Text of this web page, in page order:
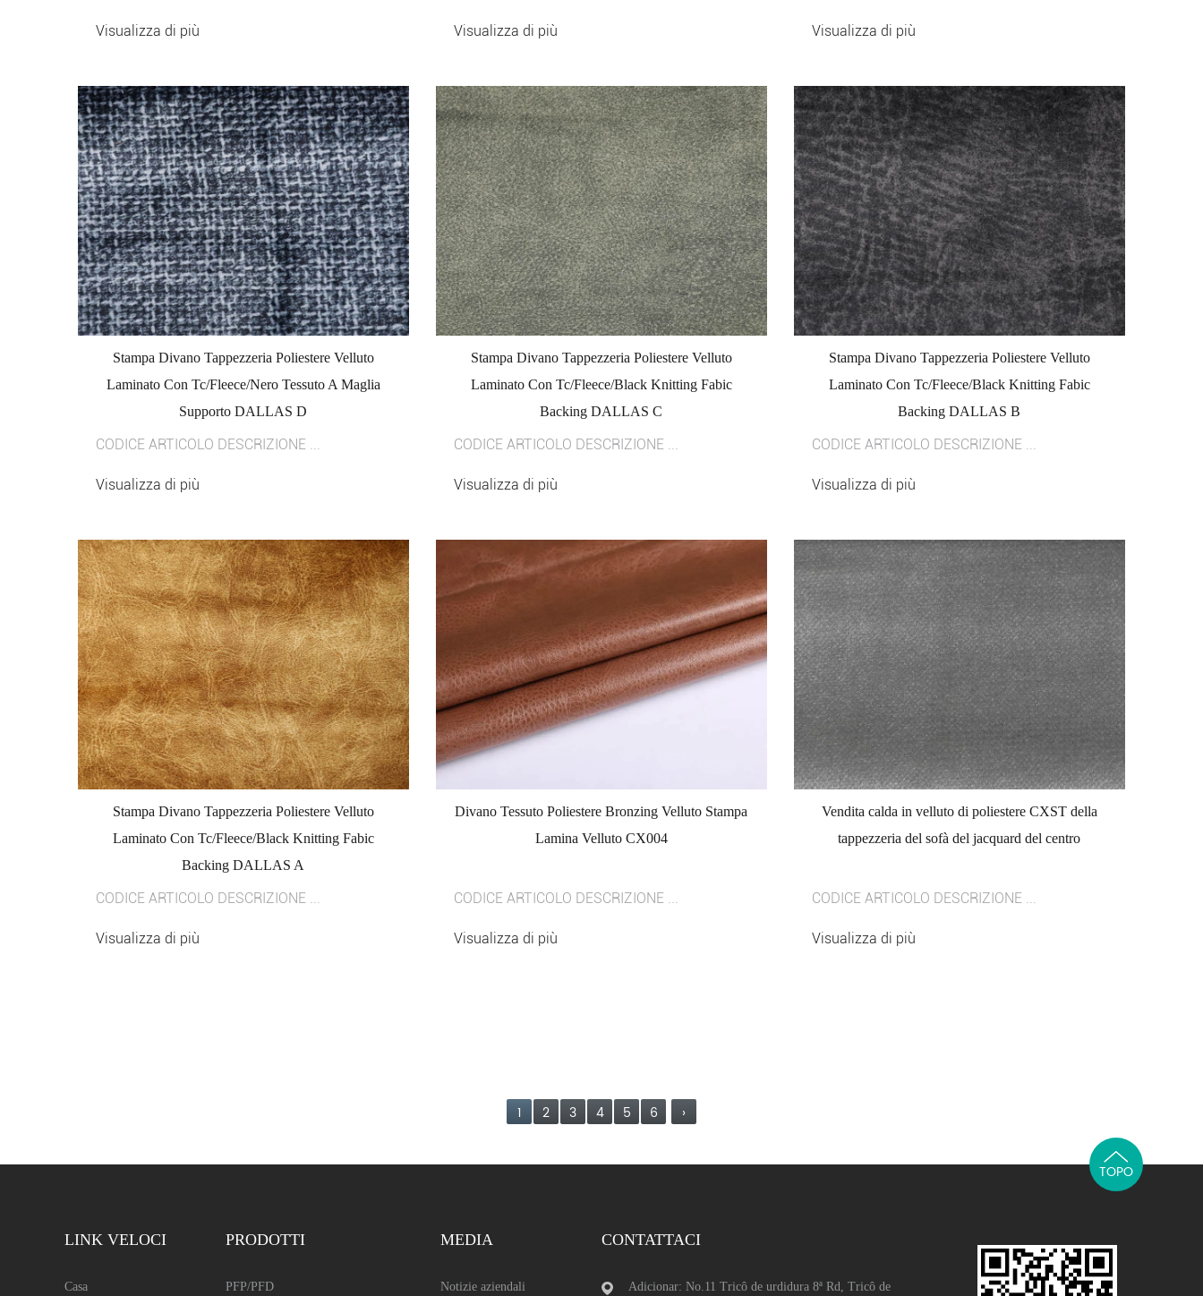
Visualizza di più Visualizza di più Visualizza di più
Stampa Divano Tappezzeria Poliestere Velluto
Laminato Con Tc/Fleece/Nero Tessuto A Maglia
Supporto DALLAS D
CODICE ARTICOLO DESCRIZIONE ...
Visualizza di più
Stampa Divano Tappezzeria Poliestere Velluto
Laminato Con Tc/Fleece/Black Knitting Fabic
Backing DALLAS C
CODICE ARTICOLO DESCRIZIONE ...
Visualizza di più
Stampa Divano Tappezzeria Poliestere Velluto
Laminato Con Tc/Fleece/Black Knitting Fabic
Backing DALLAS B
CODICE ARTICOLO DESCRIZIONE ...
Visualizza di più
Stampa Divano Tappezzeria Poliestere Velluto
Laminato Con Tc/Fleece/Black Knitting Fabic
Backing DALLAS A
CODICE ARTICOLO DESCRIZIONE ...
Visualizza di più
Divano Tessuto Poliestere Bronzing Velluto Stampa
Lamina Velluto CX004
CODICE ARTICOLO DESCRIZIONE ...
Visualizza di più
Vendita calda in velluto di poliestere CXST della
tappezzeria del sofà del jacquard del centro
CODICE ARTICOLO DESCRIZIONE ...
Visualizza di più
1 2 3 4 5 6 ›
LINK VELOCI
Casa
PRODOTTI
PFP/PFD
MEDIA
Notizie aziendali
CONTATTACI
Adicionar: No.11 Tricô de urdidura 8ª Rd, Tricô de
TOPO